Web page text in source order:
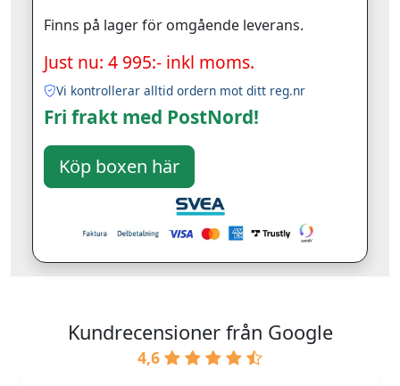
Finns på lager för omgående leverans.
Just nu: 4 995:- inkl moms.
Vi kontrollerar alltid ordern mot ditt reg.nr
Fri frakt med PostNord!
Kundrecensioner från Google
4,6